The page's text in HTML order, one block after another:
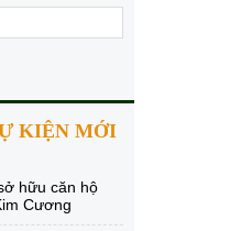
KIỆN MỚI
hữu căn hộ
Cương